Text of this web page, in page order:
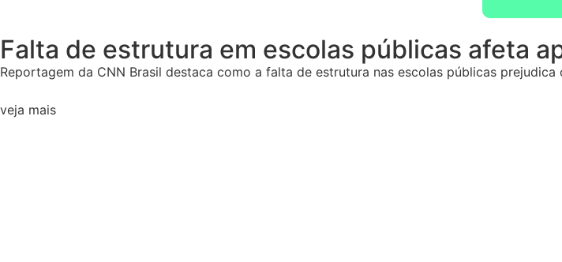
Falta de estrutura em escolas públicas afeta
Reportagem da CNN Brasil destaca como a falta de estrutura nas escolas públicas
veja mais